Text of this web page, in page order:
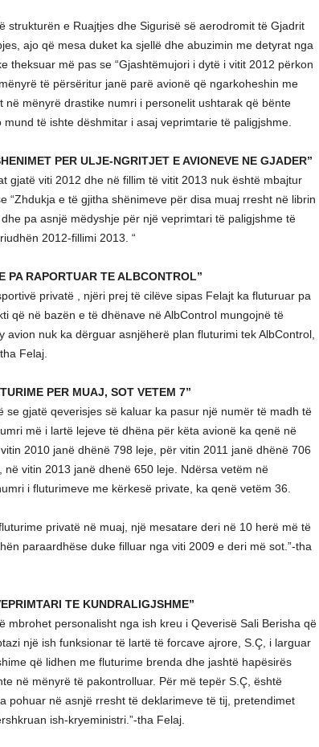
strukturën e Ruajtjes dhe Sigurisë së aerodromit të Gjadrit
ajo që mesa duket ka sjellë dhe abuzimin me detyrat nga
theksuar më pas se “Gjashtëmujori i dytë i vitit 2012 përkon
të përsëritur janë parë avionë që ngarkoheshin me
mënyrë drastike numri i personelit ushtarak që bënte
të ishte dëshmitar i asaj veprimtarie të paligjshme.
PER ULJE-NGRITJET E AVIONEVE NE GJADER”
gjatë viti 2012 dhe në fillim të vitit 2013 nuk është mbajtur
“Zhdukja e të gjitha shënimeve për disa muaj rresht në librin
pa asnjë mëdyshje për një veprimtari të paligjshme të
2012-fillimi 2013. “
PA RAPORTUAR TE ALBCONTROL”
privatë , njëri prej të cilëve sipas Felajt ka fluturuar pa
që në bazën e të dhënave në AlbControl mungojnë të
nuk ka dërguar asnjëherë plan fluturimi tek AlbControl,
Felaj.
PER MUAJ, SOT VETEM 7”
se gjatë qeverisjes së kaluar ka pasur një numër të madh të
më i lartë lejeve të dhëna për këta avionë ka qenë në
2010 janë dhënë 798 leje, për vitin 2011 janë dhënë 706
vitin 2013 janë dhenë 650 leje. Ndërsa vetëm në
i fluturimeve me kërkesë private, ka qenë vetëm 36.
privatë në muaj, një mesatare deri në 10 herë më të
paraardhëse duke filluar nga viti 2009 e deri më sot.”-tha
TE KUNDRALIGJSHME”
mbrohet personalisht nga ish kreu i Qeverisë Sali Berisha që
një ish funksionar të lartë të forcave ajrore, S.Ç, i larguar
që lidhen me fluturime brenda dhe jashtë hapësirës
në mënyrë të pakontrolluar. Për më tepër S.Ç, është
pohuar në asnjë rresht të deklarimeve të tij, pretendimet
ish-kryeministri.”-tha Felaj.